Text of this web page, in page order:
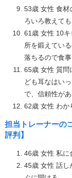
53歳 女性 食材
ろいろ教えて
61歳 女性 10
所を鍛えてい
落ちるので食
65歳 女性 質問
ども耳なはい
で、信頼性が
62歳 女性 わか
担当トレーナーの
評判】
46歳 女性 私に
45歳 女性 話し